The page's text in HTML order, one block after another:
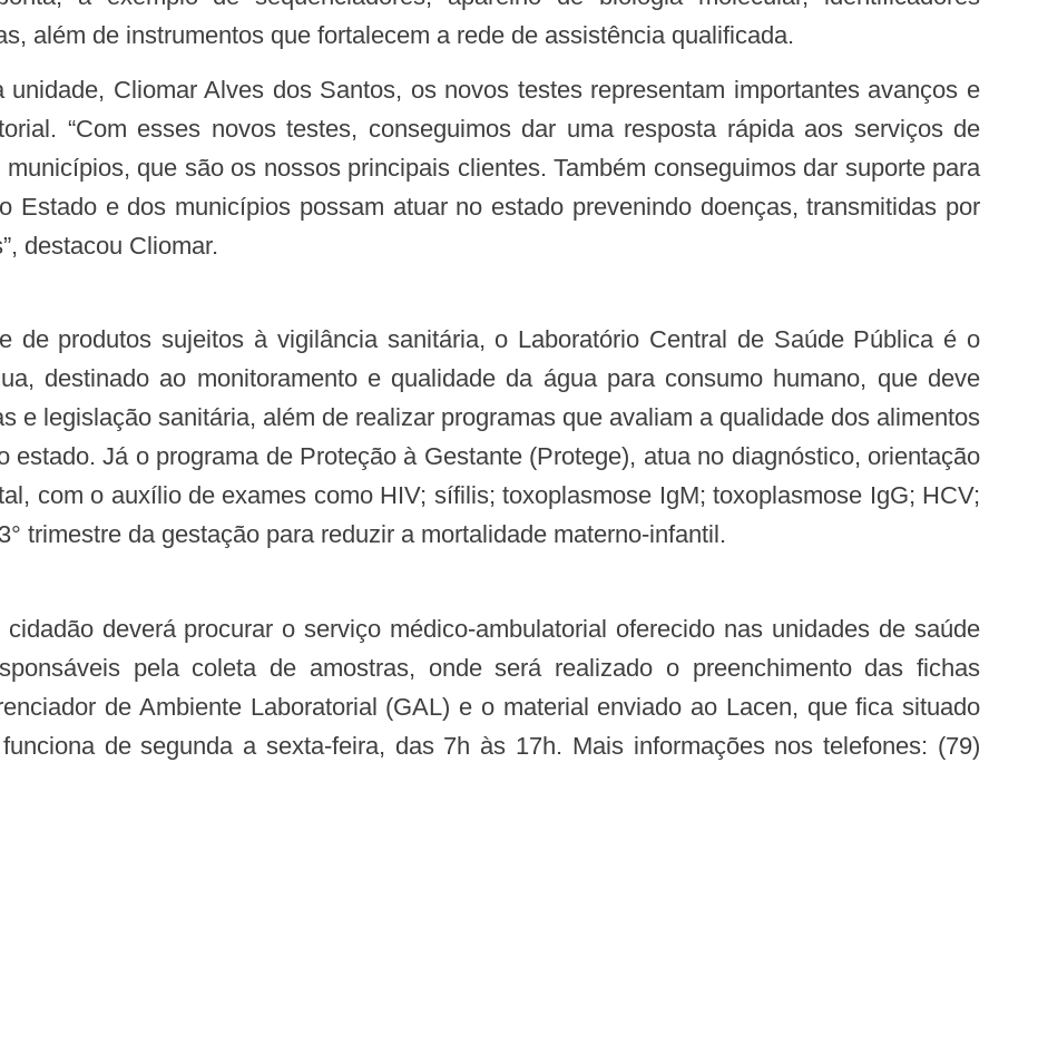
além de instrumentos que fortalecem a rede de assistência qualificada.
“Com esses novos testes, conseguimos dar uma resposta rápida aos serviços de
que são os nossos principais clientes. Também conseguimos dar suporte para
Estado e dos municípios possam atuar no estado prevenindo doenças, transmitidas por
destacou Cliomar.
de produtos sujeitos à vigilância sanitária, o Laboratório Central de Saúde Pública é o
destinado ao monitoramento e qualidade da água para consumo humano, que deve
e legislação sanitária, além de realizar programas que avaliam a qualidade dos alimentos
estado. Já o programa de Proteção à Gestante (Protege), atua no diagnóstico, orientação
com o auxílio de exames como HIV; sífilis; toxoplasmose IgM; toxoplasmose IgG; HCV;
trimestre da gestação para reduzir a mortalidade materno-infantil.
deverá procurar o serviço médico-ambulatorial oferecido nas unidades de saúde
pela coleta de amostras, onde será realizado o preenchimento das fichas
de Ambiente Laboratorial (GAL) e o material enviado ao Lacen, que fica situado
de segunda a sexta-feira, das 7h às 17h. Mais informações nos telefones: (79)